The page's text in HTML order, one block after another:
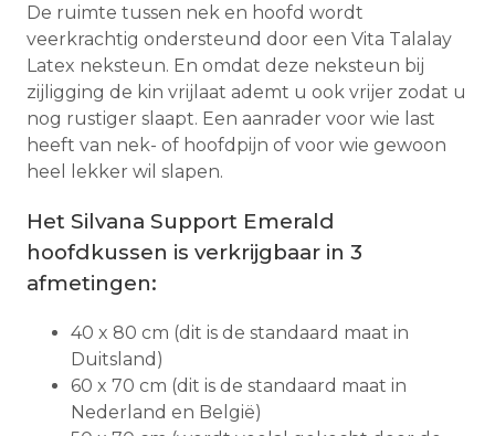
De ruimte tussen nek en hoofd wordt
veerkrachtig ondersteund door een Vita Talalay
Latex neksteun. En omdat deze neksteun bij
zijligging de kin vrijlaat ademt u ook vrijer zodat u
nog rustiger slaapt. Een aanrader voor wie last
heeft van nek- of hoofdpijn of voor wie gewoon
heel lekker wil slapen.
Het Silvana Support Emerald
hoofdkussen is verkrijgbaar in 3
afmetingen:
40 x 80 cm (dit is de standaard maat in
Duitsland)
60 x 70 cm (dit is de standaard maat in
Nederland en België)